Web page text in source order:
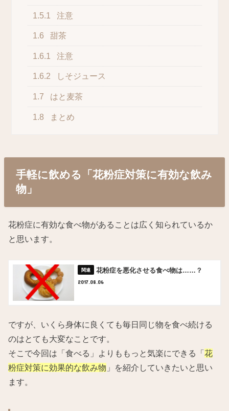
1.5.1 注意
1.6 甜茶
1.6.1 注意
1.6.2 しそジュース
1.7 はと麦茶
1.8 まとめ
手軽に飲める「花粉症対策に有効な飲み
物」
花粉症に有効な食べ物があることは広く知られているか
と思います。
花粉症を悪化させる食べ物は……？
2017.08.06
ですが、いくら身体に良くても毎日同じ物を食べ続ける
のはとても大変なことです。
そこで今回は「食べる」よりももっと気楽にできる「花
粉症対策に効果的な飲み物 」を紹介していきたいと思い
ます。